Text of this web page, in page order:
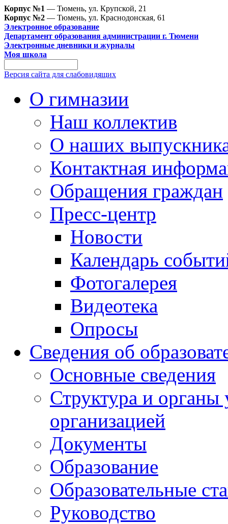
Корпус №1 — Тюмень, ул. Крупской, 21
Корпус №2 — Тюмень, ул. Краснодонская, 61
Электронное образование
Департамент образования администрации г. Тюмени
Электронные дневники и журналы
Моя школа
Версия сайта для слабовидящих
О гимназии
Наш коллектив
О наших
Контактная
Обращения граждан
Пресс-центр
Новости
Календарь
Фотогалерея
Видеотека
Опросы
Сведения об
Основные сведения
Структура и органы
организацией
Документы
Образование
Образовательные
Руководство